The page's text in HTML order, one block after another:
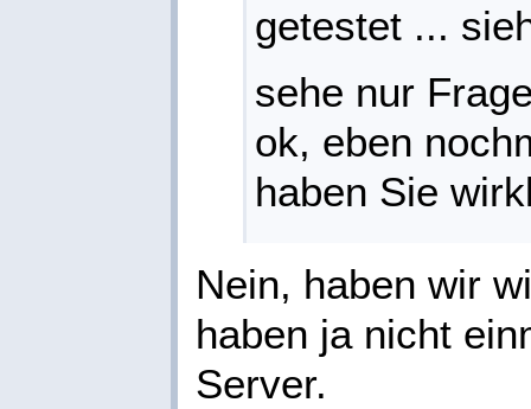
getestet ...
sehe nur
ok, eben
haben Sie
Nein, haben wir
haben ja nicht
Server.